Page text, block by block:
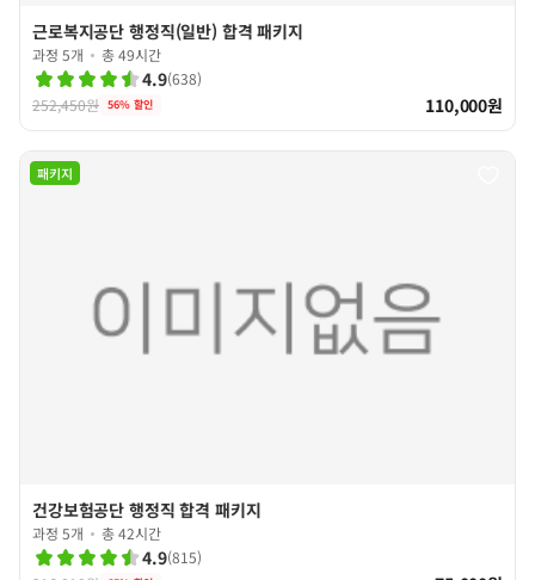
근로복지공단 행정직(일반) 합격 패키지
과정 5개 총 49시간
4.9(638)
252,450원 56% 할인 110,000원
패키지
건강보험공단 행정직 합격 패키지
과정 5개 총 42시간
4.9(815)